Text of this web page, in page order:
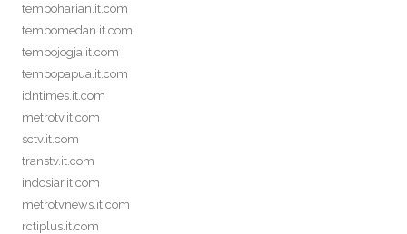
tempoharian.it.com
tempomedan.it.com
tempojogja.it.com
tempopapua.it.com
idntimes.it.com
metrotv.it.com
sctv.it.com
transtv.it.com
indosiar.it.com
metrotvnews.it.com
rctiplus.it.com